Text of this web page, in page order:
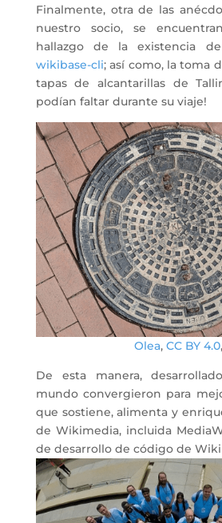
Finalmente, otra de las
nuestro socio, se
hallazgo de la existencia
wikibase-cli; así como, la toma
tapas de alcantarillas de
podían faltar durante su viaje!
Olea,CC BY 4.0,
De esta manera,
mundo convergieron para
que sostiene, alimenta y
de Wikimedia, incluida
de desarrollo de código de